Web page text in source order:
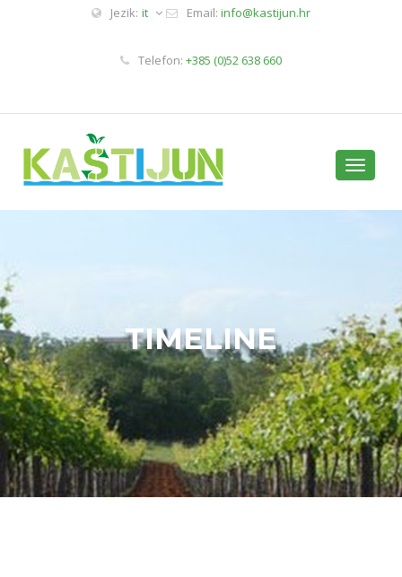
Jezik: it Email: info@kastijun.hr
Telefon: +385 (0)52 638 660
Toggle
TIMELINE